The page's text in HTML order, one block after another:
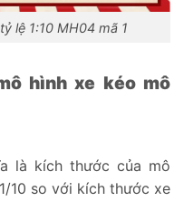
lệ 1:10 MH04 mã 1
hình xe kéo mô
là kích thước của mô
10 so với kích thước xe